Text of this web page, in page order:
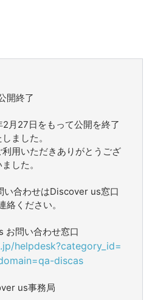
開終了
月27日をもって公開を終了
ました。
用いただきありがとうござ
した。
い合わせはDiscover us窓口
絡ください。
お問い合わせ窓口
helpdesk?category_id=
discas
us事務局